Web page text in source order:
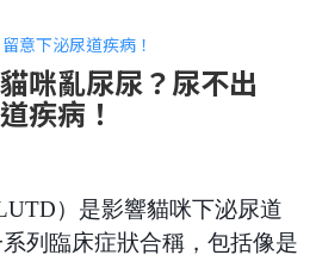
咪亂尿尿？尿不出
疾病！
）是影響貓咪下泌尿道
系列臨床症狀合稱，包括像是